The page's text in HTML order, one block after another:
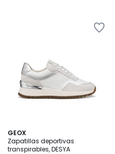
GEOX
Zapatillas deportivas
transpirables, DESYA